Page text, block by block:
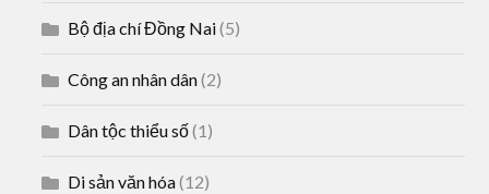
Bộ địa chí Đồng Nai(5)
Công an nhân dân(2)
Dân tộc thiểu số(1)
Di sản văn hóa(12)